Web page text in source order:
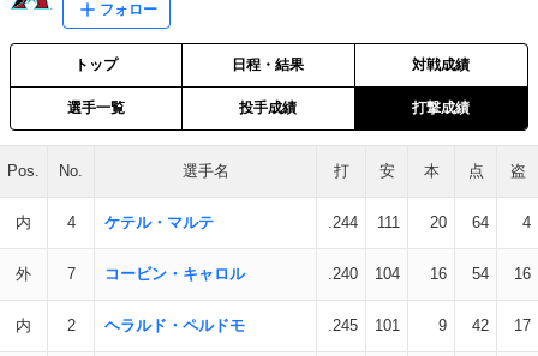
フォロー
トップ 日程・結果 対戦成績
選手一覧 投手成績 打撃成績
Pos. No. 選手名 打 安 本 点 盗
内 4 ケテル・マルテ .244 111 20 64 4
外 7 コービン・キャロル .240 104 16 54 16
内 2 ヘラルド・ペルドモ .245 101 9 42 17